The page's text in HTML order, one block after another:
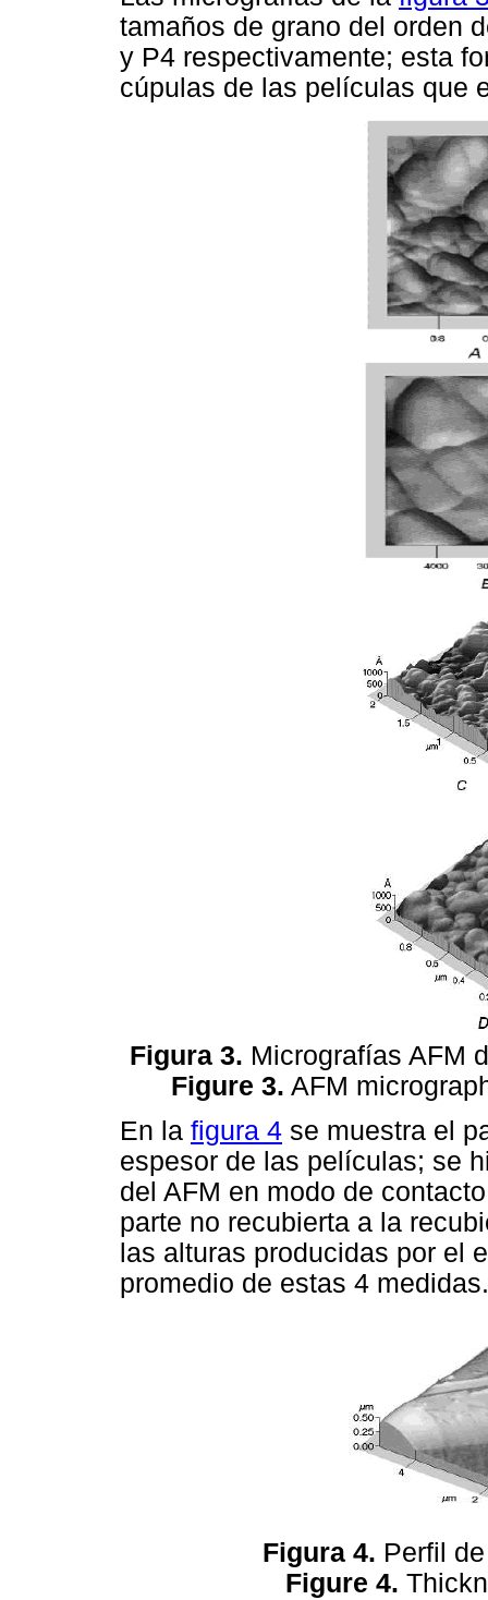
tamaños de grano del orden
y P4 respectivamente; esta
cúpulas de las películas que
Figura 3. Micrografías AFM
Figure 3. AFM
En la figura 4 se muestra el
espesor de las películas; se
del AFM en modo de
parte no recubierta a la
las alturas producidas por el
promedio de estas 4 medidas.
Figura 4. Perfil
Figure 4.